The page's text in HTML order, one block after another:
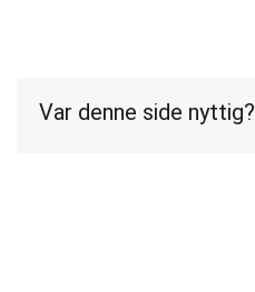
Var denne side nyttig?